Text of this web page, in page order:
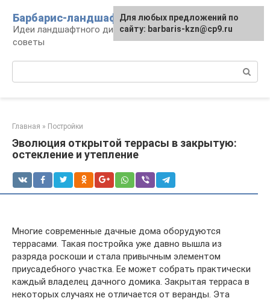
контенту
Барбарис-ландшафт
Идеи ландшафтного дизайна, правила и
советы
Главная » Постройки
Эволюция открытой террасы в закрытую:
остекление и утепление
Многие современные дачные дома оборудуются
террасами. Такая постройка уже давно вышла из
разряда роскоши и стала привычным элементом
приусадебного участка. Ее может собрать практически
каждый владелец дачного домика. Закрытая терраса в
некоторых случаях не отличается от веранды. Эта
Для любых предложений по
сайту: barbaris-kzn@cp9.ru